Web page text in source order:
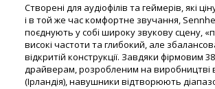
Створені для аудіофілів та геймерів, які
і в той же час комфортне звучання,
поєднують у собі широку звукову сцену,
високі частоти та глибокий, але
відкритій конструкції. Завдяки фірмовим
драйверам, розробленим на виробництві
(Ірландія), навушники відтворюють